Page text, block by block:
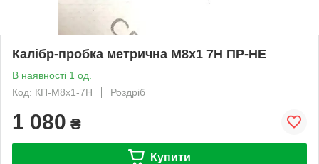
Калібр-пробка метрична М8х1 7H ПР-НЕ
В наявності 1 од.
Код: КП-М8х1-7Н
Роздріб
1 080 ₴
Купити